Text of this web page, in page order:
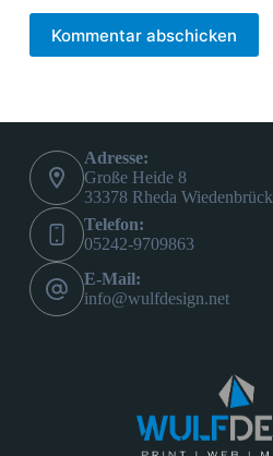
Kommentar abschicken
Adresse:
Große Heide 8
33378 Rheda Wiedenbrück
Telefon:
05242-9709863
E-Mail:
info@wulfdesign.net